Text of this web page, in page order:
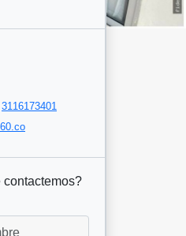
3116173401
contactemos?